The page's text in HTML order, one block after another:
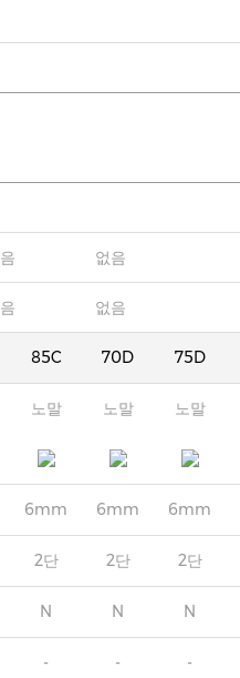
없음
없음
85C 70D 75D
노말 노말 노말
6mm 6mm 6mm
2단 2단 2단
N N N
- - -